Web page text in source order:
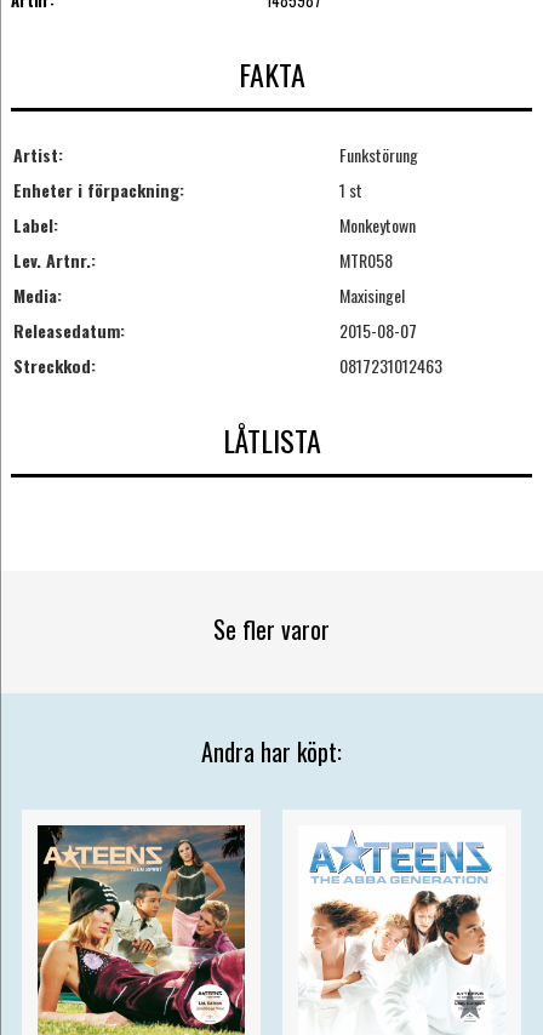
FAKTA
Artist:
Funkstörung
Enheter i förpackning:
1 st
Label:
Monkeytown
Lev. Artnr.:
MTR058
Media:
Maxisingel
Releasedatum:
2015-08-07
Streckkod:
0817231012463
LÅTLISTA
Se fler varor
Andra har köpt: